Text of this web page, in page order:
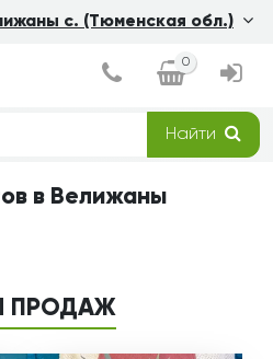
с. (Тюменская обл.)
0
Найти
в Велижаны
ПРОДАЖ